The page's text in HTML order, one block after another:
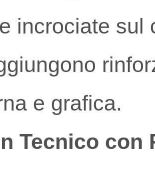
incrociate sul
e grafica.
Tecnico con